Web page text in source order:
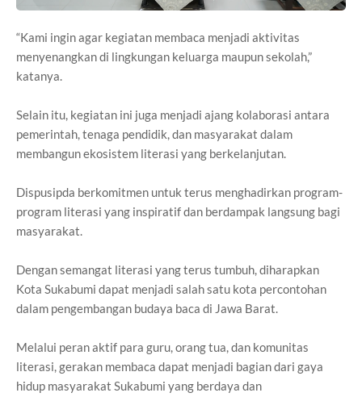
“Kami ingin agar kegiatan membaca menjadi aktivitas
menyenangkan di lingkungan keluarga maupun sekolah,”
katanya.
Selain itu, kegiatan ini juga menjadi ajang kolaborasi antara
pemerintah, tenaga pendidik, dan masyarakat dalam
membangun ekosistem literasi yang berkelanjutan.
Dispusipda berkomitmen untuk terus menghadirkan program-
program literasi yang inspiratif dan berdampak langsung bagi
masyarakat.
Dengan semangat literasi yang terus tumbuh, diharapkan
Kota Sukabumi dapat menjadi salah satu kota percontohan
dalam pengembangan budaya baca di Jawa Barat.
Melalui peran aktif para guru, orang tua, dan komunitas
literasi, gerakan membaca dapat menjadi bagian dari gaya
hidup masyarakat Sukabumi yang berdaya dan